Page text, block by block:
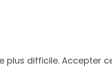
difficile. Accepter